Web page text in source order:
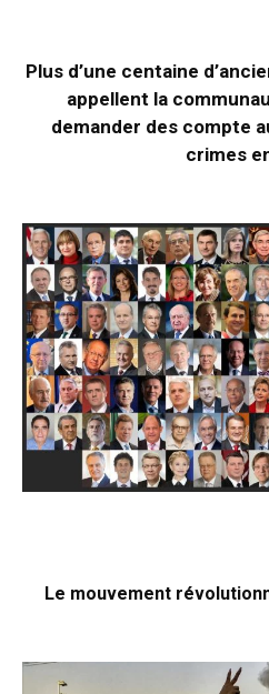
Plus d’une centaine
appellent la
demander des compte
crimes
Le mouvement